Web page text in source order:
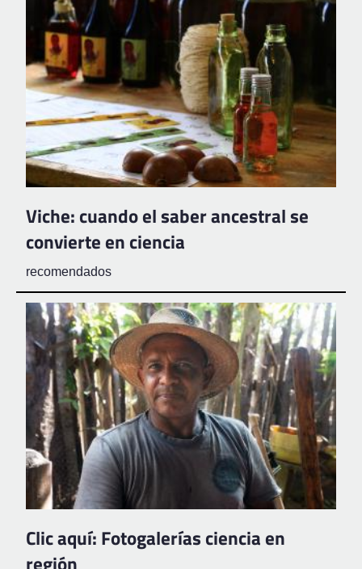
Viche: cuando el saber ancestral se
convierte en ciencia
recomendados
Clic aquí: Fotogalerías ciencia en